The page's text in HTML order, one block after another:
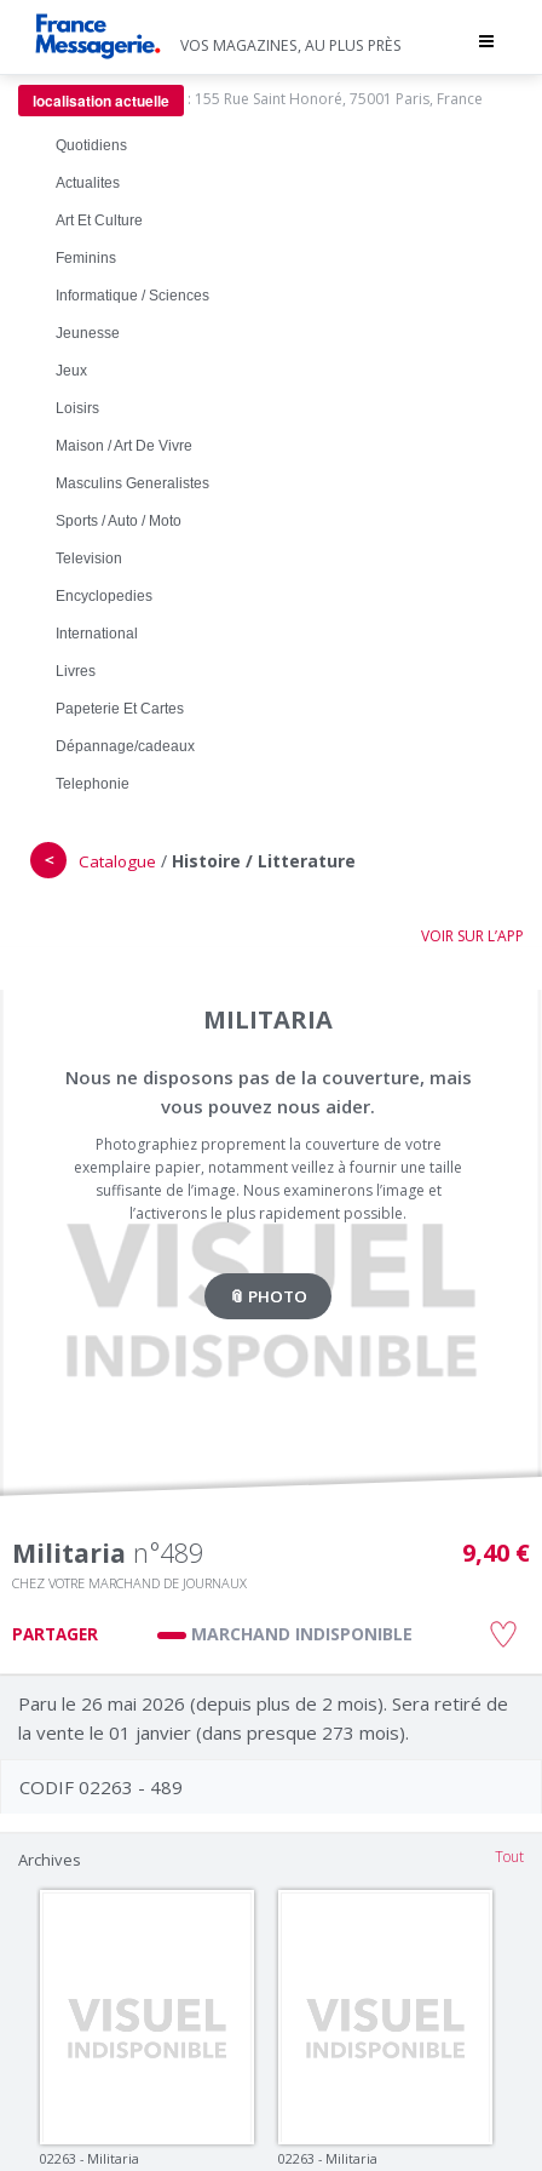
Toggle
VOS MAGAZINES, AU PLUS PRÈS
localisation actuelle : 155 Rue Saint Honoré, 75001 Paris, France
Quotidiens
Actualites
Art Et Culture
Feminins
Informatique / Sciences
Jeunesse
Jeux
Loisirs
Maison / Art De Vivre
Masculins Generalistes
Sports / Auto / Moto
Television
Encyclopedies
International
Livres
Papeterie Et Cartes
Dépannage/cadeaux
Telephonie
＜ Catalogue / Histoire / Litterature
VOIR SUR L’APP
MILITARIA
Nous ne disposons pas de la couverture, mais
vous pouvez nous aider.
Photographiez proprement la couverture de votre
exemplaire papier, notamment veillez à fournir une taille
suffisante de l’image. Nous examinerons l’image et
l’activerons le plus rapidement possible.
📎 PHOTO
Militaria n°489
CHEZ VOTRE MARCHAND DE JOURNAUX
9,40 €
PARTAGER MARCHAND INDISPONIBLE
Paru le 26 mai 2026 (depuis plus de 2 mois). Sera retiré de
la vente le 01 janvier (dans presque 273 mois).
CODIF 02263 - 489
Archives Tout
02263 - Militaria 02263 - Militaria